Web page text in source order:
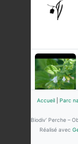
Accueil Parc
Biodiv’ Perche –
Réalisé avec